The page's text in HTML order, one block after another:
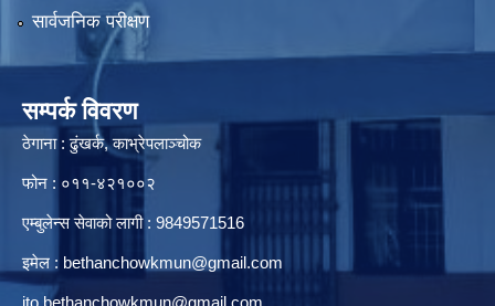
सार्वजनिक परीक्षण
सम्पर्क विवरण
ठेगाना : ढुंखर्क, काभ्रेपलाञ्चोक
फोन : ०११-४२१००२
एम्बुलेन्स सेवाको लागी : 9849571516
इमेल : bethanchowkmun@gmail.com